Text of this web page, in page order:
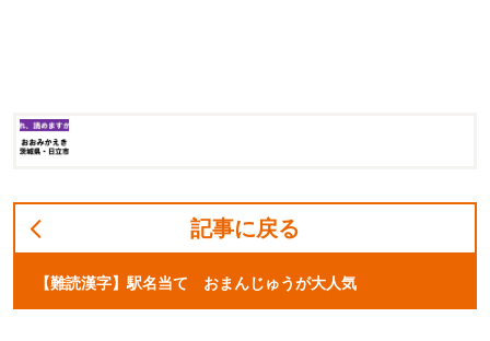
記事に戻る
【難読漢字】駅名当て おまんじゅうが大人気